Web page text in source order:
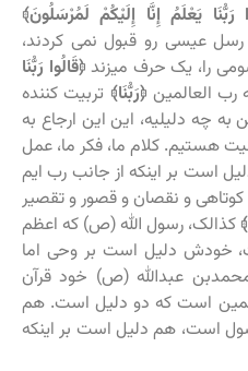
رَبُّنَا يَعْلَمُ إِنَّا إِلَيْكُمْ لَمُرْسَلُونَ﴾
عیسی رو قبول نمی کردند،
را، یک حرف میزند ﴿قَالُوا رَبُّنَا
رب العالمین ﴿رَبُّنَا﴾ تربیت کننده
چه دلیلیه، این این ارجاع به
هستیم. کلام ما، فکر ما، عمل
است بر اینکه از جانب رب ایم
و نقصان و قصور و تقصیر
کذالک، رسول الله (ص) که اعظم
خودش دلیل است بر وحی اما
عبدالله (ص) خود قرآن
است که دو دلیل است. هم
است، هم دلیل است بر اینکه